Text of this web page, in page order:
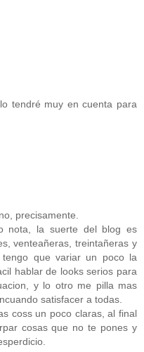
tendré muy en cuenta para
precisamente.
nota, la suerte del blog es
venteañeras, treintañeras y
que variar un poco la
hablar de looks serios para
y lo otro me pilla mas
satisfacer a todas.
coss un poco claras, al final
cosas que no te pones y